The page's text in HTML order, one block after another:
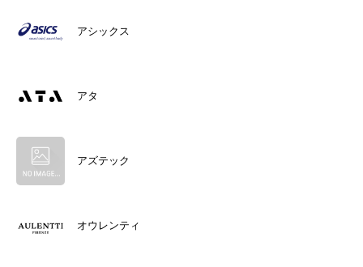
アシックス
アタ
アズテック
オウレンティ